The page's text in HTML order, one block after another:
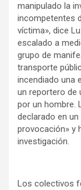
manipulado la
incompetentes
víctima», dice
escalado a
grupo de
transporte
incendiado una
un reportero de
por un hombre.
declarado en
provocación» y
investigación.
Los colectivos